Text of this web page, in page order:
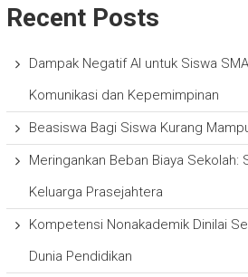
Recent Posts
Dampak Negatif AI untuk Siswa
Komunikasi dan Kepemimpinan
Beasiswa Bagi Siswa Kurang
Meringankan Beban Biaya Sekolah:
Keluarga Prasejahtera
Kompetensi Nonakademik Dinilai
Dunia Pendidikan